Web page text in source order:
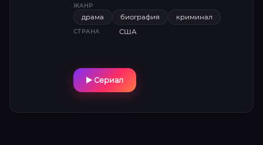
ЖАНР
драма биография криминал
СТРАНА США
Сериал